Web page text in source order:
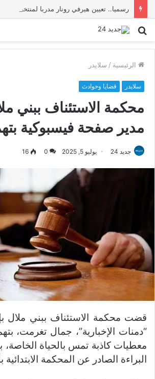
رسميا.. تعيين هيرفي رونار مدربا لمنتخب كوت
بحث
الرئيسية / سلايدر
سلايدر قضايا وحوادث
محكمة الاستئناف ببني
مدير صفحة فيسبوكية
جديد 24 يوليو 5, 2025 0
16
قضت محكمة الاستئناف ببني ملال
“دمنات الإخبارية”، جمال تغرمت،
معطيات كاذبة تمس بالحياة
البراءة الصادر عن المحكمة الابتدائية